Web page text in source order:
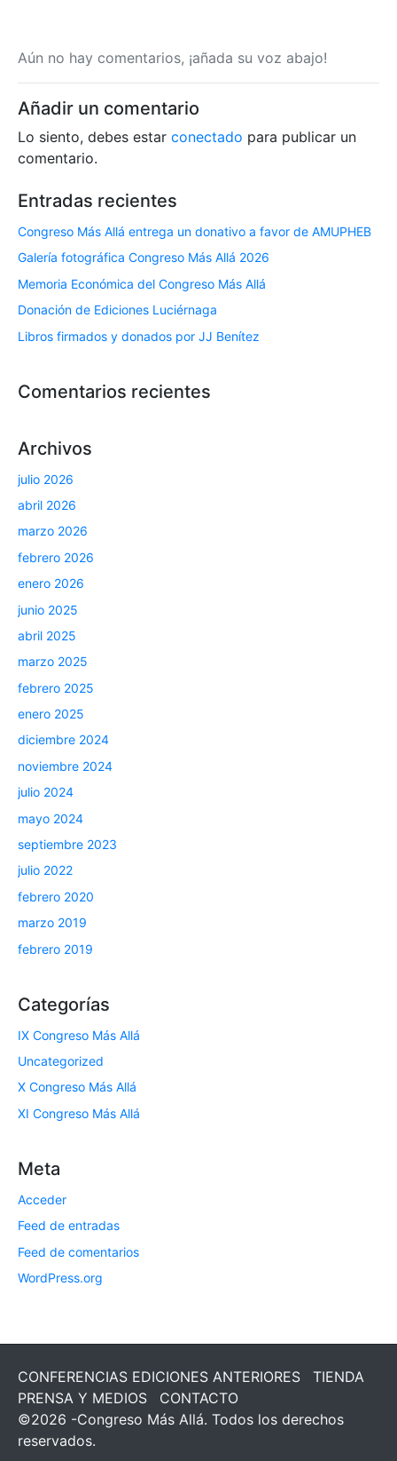
Aún no hay comentarios, ¡añada su voz abajo!
Añadir un comentario
Lo siento, debes estar conectado para publicar un
comentario.
Entradas recientes
Congreso Más Allá entrega un donativo a favor de AMUPHEB
Galería fotográfica Congreso Más Allá 2026
Memoria Económica del Congreso Más Allá
Donación de Ediciones Luciérnaga
Libros firmados y donados por JJ Benítez
Comentarios recientes
Archivos
julio 2026
abril 2026
marzo 2026
febrero 2026
enero 2026
junio 2025
abril 2025
marzo 2025
febrero 2025
enero 2025
diciembre 2024
noviembre 2024
julio 2024
mayo 2024
septiembre 2023
julio 2022
febrero 2020
marzo 2019
febrero 2019
Categorías
IX Congreso Más Allá
Uncategorized
X Congreso Más Allá
XI Congreso Más Allá
Meta
Acceder
Feed de entradas
Feed de comentarios
WordPress.org
CONFERENCIAS EDICIONES ANTERIORES
TIENDA
PRENSA Y MEDIOS
CONTACTO
©2026 -Congreso Más Allá. Todos los derechos
reservados.